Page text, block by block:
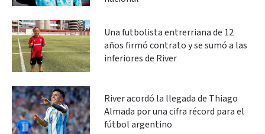
Una futbolista entrerriana de 12
años firmó contrato y se sumó a las
inferiores de River
River acordó la llegada de Thiago
Almada por una cifra récord para el
fútbol argentino